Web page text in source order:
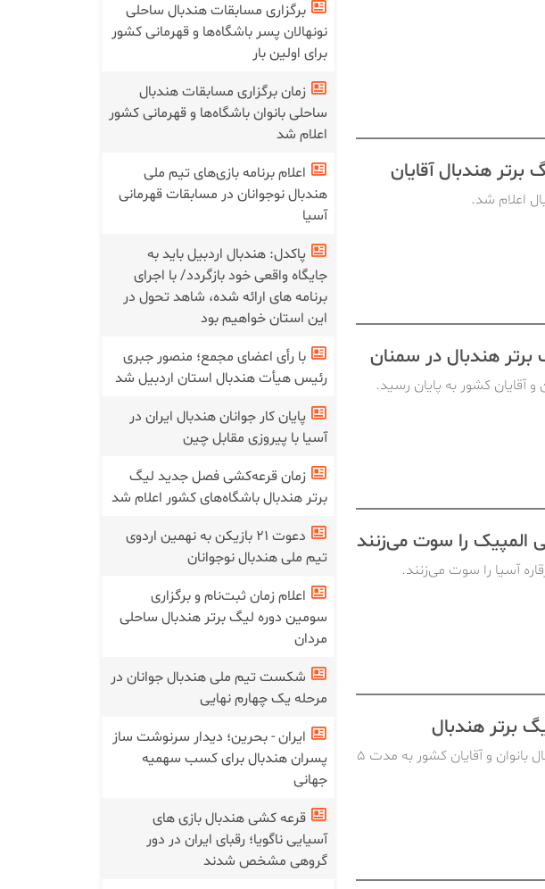
برتر هندبال آقایان
اعلام شد.
برتر هندبال در سمنان
و آقایان کشور به پایان رسید.
المپیک را سوت می‌زنند
آسیا را سوت می‌زنند.
برتر هندبال
برگزاری سمینار سالیانه داوران و ناظران لیگ برتر هندبال بانوان و آقایان کشور به مدت ۵
برگزاری مسابقات هندبال ساحلی
نونهالان پسر باشگاه‌ها و قهرمانی کشور
برای اولین بار
زمان برگزاری مسابقات هندبال
ساحلی بانوان باشگاه‌ها و قهرمانی کشور
اعلام شد
اعلام برنامه بازی‌های تیم ملی
هندبال نوجوانان در مسابقات قهرمانی
آسیا
پاکدل: هندبال اردبیل باید به
جایگاه واقعی خود بازگردد/ با اجرای
برنامه های ارائه شده، شاهد تحول در
این استان خواهیم بود
با رأی اعضای مجمع؛ منصور جبری
رئیس هیأت هندبال استان اردبیل شد
پایان کار جوانان هندبال ایران در
آسیا با پیروزی مقابل چین
زمان قرعه‌کشی فصل جدید لیگ
برتر هندبال باشگاه‌های کشور اعلام شد
دعوت ۲۱ بازیکن به نهمین اردوی
تیم ملی هندبال نوجوانان
اعلام زمان ثبت‌نام و برگزاری
سومین دوره لیگ برتر هندبال ساحلی
مردان
شکست تیم ملی هندبال جوانان در‌
مرحله یک چهارم نهایی
ایران - بحرین؛ دیدار سرنوشت ساز
پسران هندبال برای کسب سهمیه
جهانی
قرعه کشی هندبال بازی های
آسیایی ناگویا؛ رقبای ایران در دور
گروهی مشخص شدند